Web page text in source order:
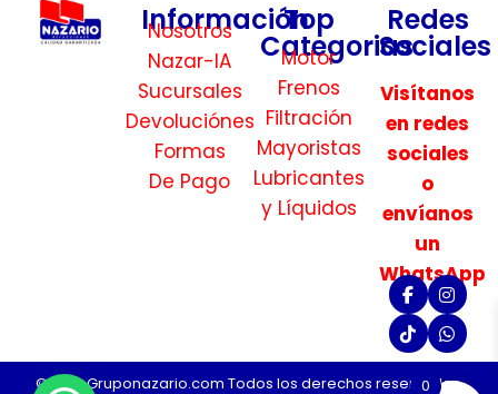
Información
Nosotros
Nazar-IA
Sucursales
Devoluciónes
Formas
De Pago
Top
Categorias
Motor
Frenos
Filtración
Mayoristas
Lubricantes
y Líquidos
Redes
Sociales
Visítanos
en redes
sociales
o
envíanos
un
WhatsApp
©2026 Gruponazario.com Todos los derechos reservados.
0